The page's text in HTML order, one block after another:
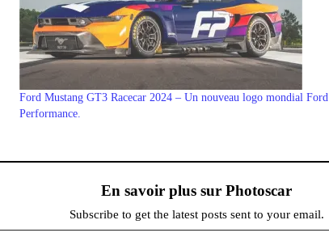
Ford Mustang GT3 Racecar 2024 – Un nouveau logo mondial Ford
Performance.
En savoir plus sur Photoscar
Subscribe to get the latest posts sent to your email.